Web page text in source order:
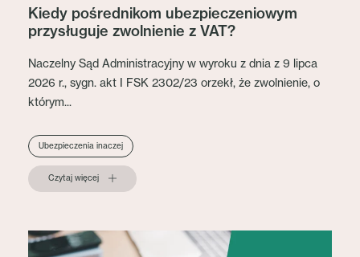
Kiedy pośrednikom ubezpieczeniowym
przysługuje zwolnienie z VAT?
Naczelny Sąd Administracyjny w wyroku z dnia z 9 lipca
2026 r., sygn. akt I FSK 2302/23 orzekł, że zwolnienie, o
którym...
Ubezpieczenia inaczej
Czytaj więcej